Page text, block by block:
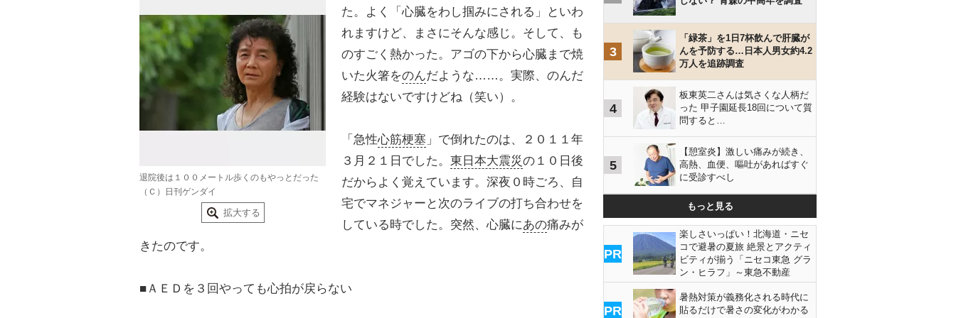
退院後は１００メートル歩くのもやっとだった
（Ｃ）日刊ゲンダイ
拡大する
た。よく「心臓をわし掴みにされる」といわ
れますけど、まさにそんな感じ。そして、も
のすごく熱かった。アゴの下から心臓まで焼
いた火箸をのんだような……。実際、のんだ
経験はないですけどね（笑い）。
「急性心筋梗塞 」で倒れたのは、２０１１年
３月２１日でした。 東日本大震災の１０日後
だからよく覚えています。深夜０時ごろ、自
宅でマネジャーと次のライブの打ち合わせを
している時でした。突然、心臓にあの痛みが
きたのです。
■ＡＥＤを３回やっても心拍が戻らない
3
「緑茶」を1日7杯飲んで肝臓が
んを予防する…日本人男女約4.2
万人を追跡調査
4
板東英二さんは気さくな人柄だ
った 甲子園延長18回について質
問すると…
5
【憩室炎】激しい痛みが続き、
高熱、血便、嘔吐があればすぐ
に受診すべし
もっと見る
PR
楽しさいっぱい！北海道・ニセ
コで避暑の夏旅 絶景とアクティ
ビティが揃う「ニセコ東急 グラ
ン・ヒラフ」～東急不動産
PR
暑熱対策が義務化される時代に
貼るだけで暑さの変化がわかる